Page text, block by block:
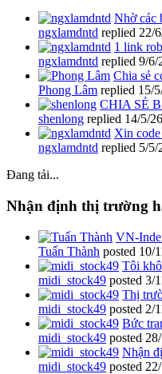
Nhờ các
ngxlamdntd replied 22/
1 link
ngxlamdntd replied 9/6/
Chia sẻ
Phong Lâm replied 15/
CHIA SẺ
shenlong replied 14/5/26
Xin
ngxlamdntd replied 5/5/
Đang tải...
Nhận định thị trường
VN-
Tuấn Thành posted 10/
Tôi
midi_stock49 posted 3/
Thị
midi_stock49 posted 2/
Bức
midi_stock49 posted
Nhận
midi_stock49 posted